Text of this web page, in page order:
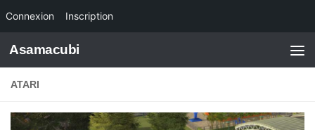
Connexion Inscription
Skip to content
Asamacubi
ATARI